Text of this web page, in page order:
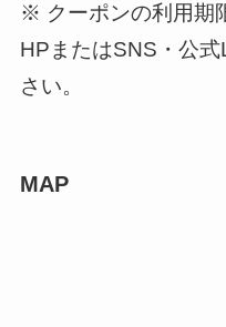
※ クーポンの利用期
HPまたはSNS・公
さい。
MAP